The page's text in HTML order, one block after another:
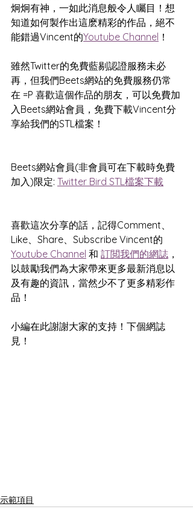
炯炯有神，一如此消息般令人矚目！想
知道如何製作出這麽精彩的作品，絕不
能錯過Vincent的Youtube Channel ！
雖然Twitter的免費藍剔認證服務未必
再，但我們Beets網站的免費服務仍常
在 =P 喜歡這個作品的朋友，可以免費加
入Beets網站會員，免費下載Vincent分
享給我們的STL檔案！
Beets網站會員(非會員可在下載時免費
加入)限定: Twitter Bird STL檔案下載
喜歡這次分享的話，記得Comment、
Like、Share、Subscribe Vincent的
Youtube Channel 和 訂閲我們的網誌 ，
以鼓勵我們為大家帶來更多最新消息以
及有趣的資訊，當然少不了更多精彩作
品！
小編在此謝謝大家的支持！下個網誌
見！
示範項目